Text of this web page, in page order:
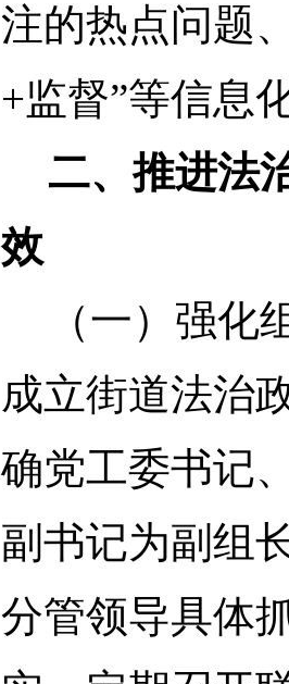
注的热点问题
+监督”等信息
二、推进法
效
（一）强
成立街道法治
确党工委书记
副书记为副组
分管领导具体